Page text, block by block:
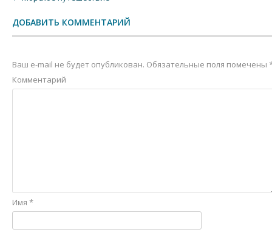
ДОБАВИТЬ КОММЕНТАРИЙ
Ваш e-mail не будет опубликован. Обязательные поля помечены
Комментарий
Имя *